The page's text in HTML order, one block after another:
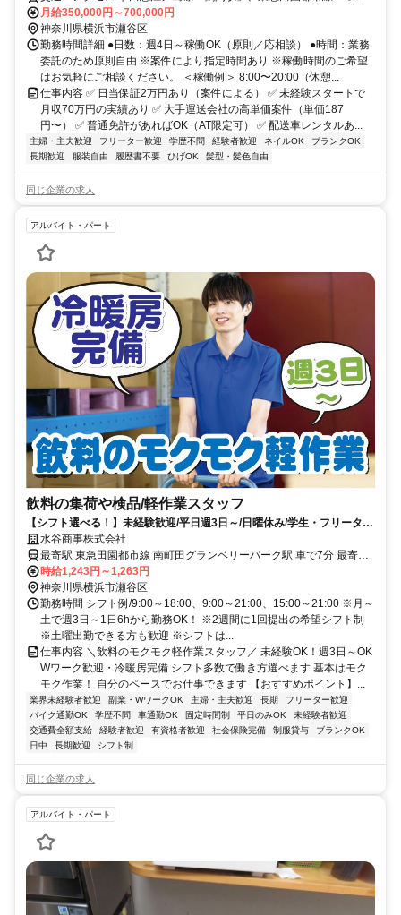
み野」より車6分
月給350,000円～700,000円
神奈川県横浜市瀬谷区
勤務時間詳細 ●日数：週4日～稼働OK（原則／応相談） ●時間：業務
委託のため原則自由 ※案件により指定時間あり ※稼働時間のご希望
はお気軽にご相談ください。 ＜稼働例＞ 8:00〜20:00（休憩...
仕事内容 ✅ 日当保証2万円あり（案件による） ✅ 未経験スタートで
月収70万円の実績あり ✅ 大手運送会社の高単価案件（単価187
円〜） ✅ 普通免許があればOK（AT限定可） ✅ 配送車レンタルあ...
主婦・主夫歓迎 フリーター歓迎 学歴不問 経験者歓迎 ネイルOK
ブランクOK
長期歓迎
服装自由 履歴書不要 ひげOK 髪型・髪色自由
同じ企業の求人
アルバイト・パート
飲料の集荷や検品/軽作業スタッフ
【シフト選べる！】未経験歓迎/平日週3日～/日曜休み/学生・フリータ
ー・主婦(夫）/WワークOK！
水谷商事株式会社
最寄駅 東急田園都市線 南町田グランベリーパーク駅 車で7分 最寄駅
備考 相鉄本線 瀬谷駅 車9分 小田急江ノ島線 鶴間駅 バス17分
時給1,243円～1,263円
神奈川県横浜市瀬谷区
勤務時間 シフト例/9:00～18:00、9:00～21:00、15:00～21:00 ※月～
土で週3日～1日6hから勤務OK！ ※2週間に1回提出の希望シフト制
※土曜出勤できる方も歓迎 ※シフトは...
仕事内容 ＼飲料のモクモク軽作業スタッフ／ 未経験OK！週3日～OK
Wワーク歓迎・冷暖房完備 シフト多数で働き方選べます 基本はモク
モク作業！ 自分のペースでお仕事できます 【おすすめポイント】...
業界未経験者歓迎 副業・WワークOK 主婦・主夫歓迎 長期
フリーター歓迎
バイク通勤OK
学歴不問 車通勤OK 固定時間制 平日のみOK
未経験者歓迎
交通費全額支給
経験者歓迎 有資格者歓迎 社会保険完備 制服貸与
ブランクOK
日中
長期歓迎 シフト制
同じ企業の求人
アルバイト・パート